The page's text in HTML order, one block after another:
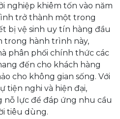
nghiệp khiêm tốn vào năm
trở thành một trong
bị vệ sinh uy tín hàng đầu
trong hành trình này,
phân phối chính thức các
đến cho khách hàng
cho không gian sống. Với
tiện nghi và hiện đại,
lực để đáp ứng nhu cầu
tiêu dùng.